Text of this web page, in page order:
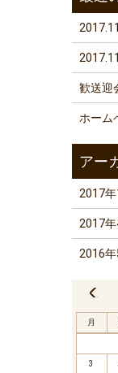
歓送迎
ホーム
2017年
2017年
2016年
月
3